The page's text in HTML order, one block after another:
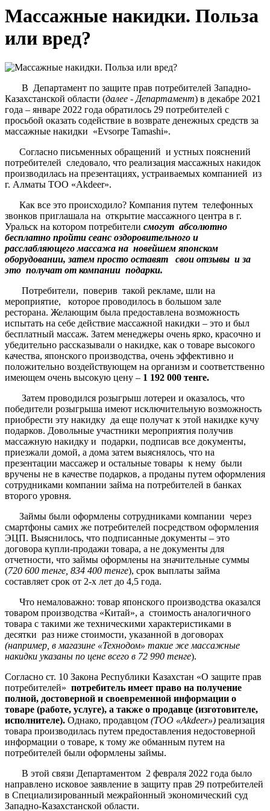
Массажные накидки. Польза
или вред?
В Департамент по защите прав потребителей Западно-
Казахстанской области (далее - Департамент) в декабре 2021
года – январе 2022 года обратилось 29 потребителей с
просьбой оказать содействие в возврате денежных средств за
массажные накидки «Evsorpe Tamashi».
Согласно письменных обращений и устных пояснений
потребителей следовало, что реализация массажных накидок
производилась на презентациях, устраиваемых компанией из
г. Алматы ТОО «Akdeer».
Как все это происходило? Компания путем телефонных
звонков приглашала на открытие массажного центра в г.
Уральск на котором потребители смогут абсолютно
бесплатно пройти сеанс оздоровительного и
расслабляющего массажа на новейшем японском
оборудовании, затем просто оставят свои отзывы и за
это получат от компании подарки.
Потребители, поверив такой рекламе, шли на
мероприятие, которое проводилось в большом зале
ресторана. Желающим была предоставлена возможность
испытать на себе действие массажной накидки – это и был
бесплатный массаж. Затем менеджеры очень ярко, красочно и
убедительно рассказывали о накидке, как о товаре высокого
качества, японского производства, очень эффективно и
положительно воздействующем на организм и соответственно
имеющем очень высокую цену – 1 192 000 тенге.
Затем проводился розыгрыш лотереи и оказалось, что
победители розыгрыша имеют исключительную возможность
приобрести эту накидку да еще получат к этой накидке кучу
подарков. Довольные участники мероприятия получив
массажную накидку и подарки, подписав все документы,
приезжали домой, а дома затем выяснялось, что на
презентации массажер и остальные товары к нему были
вручены не в качестве подарков, а проданы путем оформления
сотрудниками компании займа на потребителей в банках
второго уровня.
Займы были оформлены сотрудниками компании через
смартфоны самих же потребителей посредством оформления
ЭЦП. Выяснилось, что подписанные документы – это
договора купли-продажи товара, а не документы для
отчетности, что займы оформлены на значительные суммы
(720 600 тенге, 834 400 тенге), срок выплаты займа
составляет срок от 2-х лет до 4,5 года.
Что немаловажно: товар японского производства оказался
товаром производства «Китай», а стоимость аналогичного
товара с такими же техническими характеристиками в
десятки раз ниже стоимости, указанной в договорах
(например, в магазине «Технодом» такие же массажные
накидки указаны по цене всего в 72 990 тенге).
Согласно ст. 10 Закона Республики Казахстан «О защите прав
потребителей» потребитель имеет право на получение
полной, достоверной и своевременной информации о
товаре (работе, услуге), а также о продавце (изготовителе,
исполнителе). Однако, продавцом (ТОО «Akdeer») реализация
товара производилась путем предоставления недостоверной
информации о товаре, к тому же обманным путем на
потребителей были оформлены займы.
В этой связи Департаментом 2 февраля 2022 года было
направлено исковое заявление в защиту прав 29 потребителей
в Специализированный межрайонный экономический суд
Западно-Казахстанской области.